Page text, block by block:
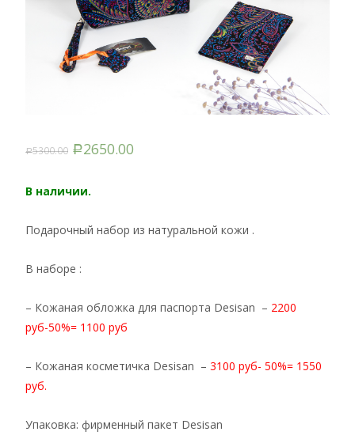
Р5300.00 Р2650.00
В наличии.
Подарочный набор из натуральной кожи .
В наборе :
– Кожаная обложка для паспорта Desisan – 2200
руб-50%= 1100 руб
– Кожаная косметичка Desisan – 3100 руб- 50%= 1550
руб.
Упаковка: фирменный пакет Desisan